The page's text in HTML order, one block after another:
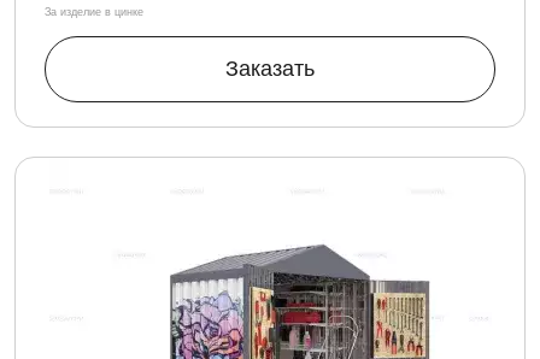
За изделие в цинке
Заказать